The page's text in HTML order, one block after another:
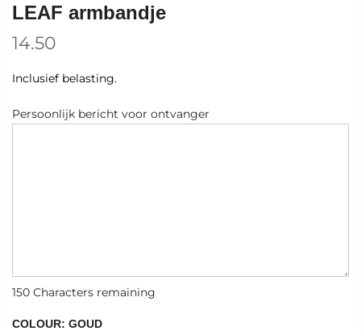
LEAF armbandje
14.50
Inclusief belasting.
Persoonlijk bericht voor ontvanger
150 Characters remaining
COLOUR: GOUD